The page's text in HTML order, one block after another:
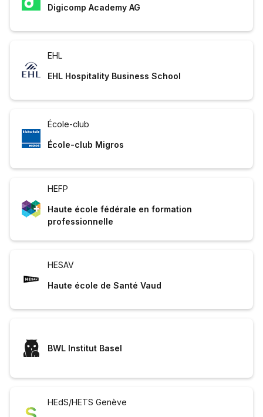
Digicomp Academy AG
EHL
EHL Hospitality Business School
École-club
École-club Migros
HEFP
Haute école fédérale en formation
professionnelle
HESAV
Haute école de Santé Vaud
BWL Institut Basel
HEdS/HETS Genève